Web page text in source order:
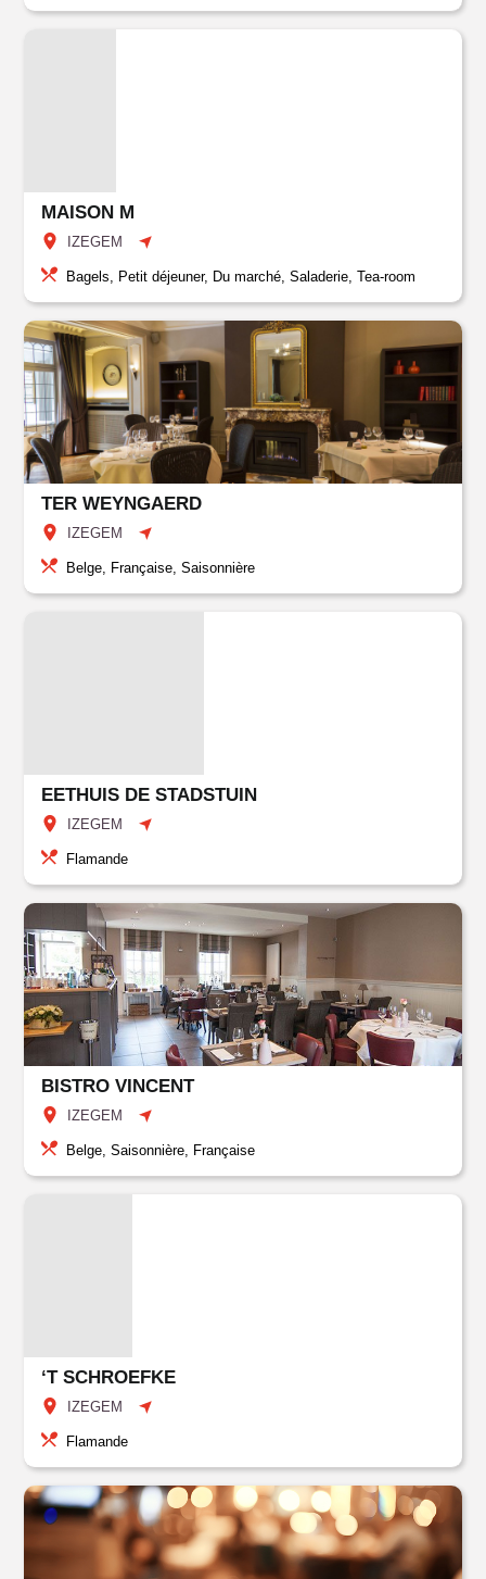
MAISON M
IZEGEM
Bagels, Petit déjeuner, Du marché, Saladerie, Tea-room
TER WEYNGAERD
IZEGEM
Belge, Française, Saisonnière
EETHUIS DE STADSTUIN
IZEGEM
Flamande
BISTRO VINCENT
IZEGEM
Belge, Saisonnière, Française
‘T SCHROEFKE
IZEGEM
Flamande